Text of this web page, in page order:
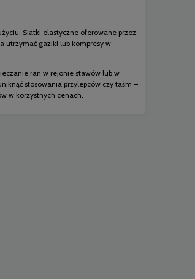
Siatki elastyczne oferowane przez
utrzymać gaziki lub kompresy w
ran w rejonie stawów lub w
stosowania przylepców czy taśm –
w korzystnych cenach.